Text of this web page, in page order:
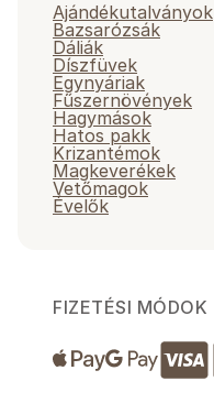
Ajándékutalványok
Bazsarózsák
Dáliák
Díszfüvek
Egynyáriak
Fűszernövények
Hagymások
Hatos pakk
Krizantémok
Magkeverékek
Vetőmagok
Évelők
FIZETÉSI MÓDOK